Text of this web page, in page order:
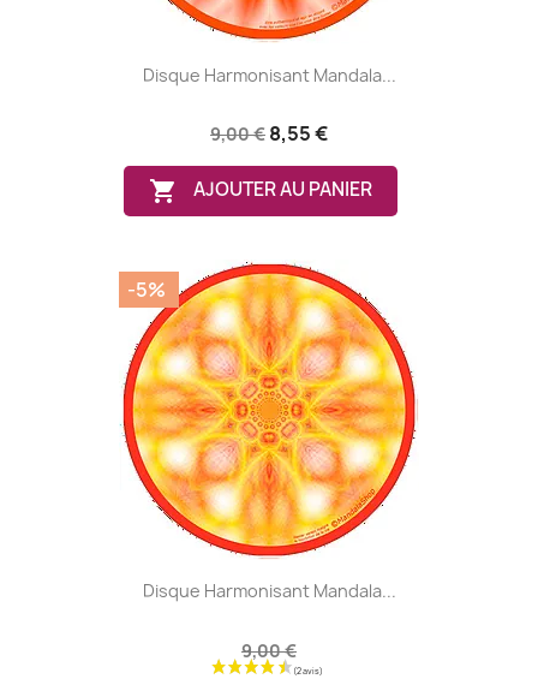
Disque Harmonisant Mandala...
9,00 € 8,55 €
 AJOUTER AU PANIER
Disque Harmonisant Mandala...
9,00 €
-5%